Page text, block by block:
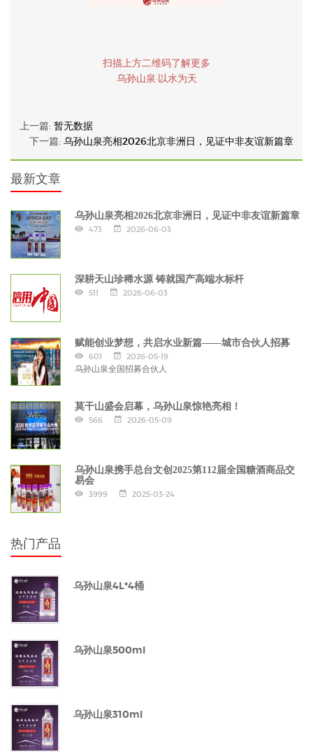
扫描上方二维码了解更多
乌孙山泉·以水为天
上一篇: 暂无数据
下一篇: 乌孙山泉亮相2026北京非洲日，见证中非友谊新篇章
最新文章
乌孙山泉亮相2026北京非洲日，见证中非友谊新篇章
473 2026-06-03
深耕天山珍稀水源 铸就国产高端水标杆
511 2026-06-03
赋能创业梦想，共启水业新篇——城市合伙人招募
601 2026-05-19
乌孙山泉全国招募合伙人
莫干山盛会启幕，乌孙山泉惊艳亮相！
566 2026-05-09
乌孙山泉携手总台文创2025第112届全国糖酒商品交
易会
3999 2025-03-24
热门产品
乌孙山泉4L*4桶
乌孙山泉500ml
乌孙山泉310ml